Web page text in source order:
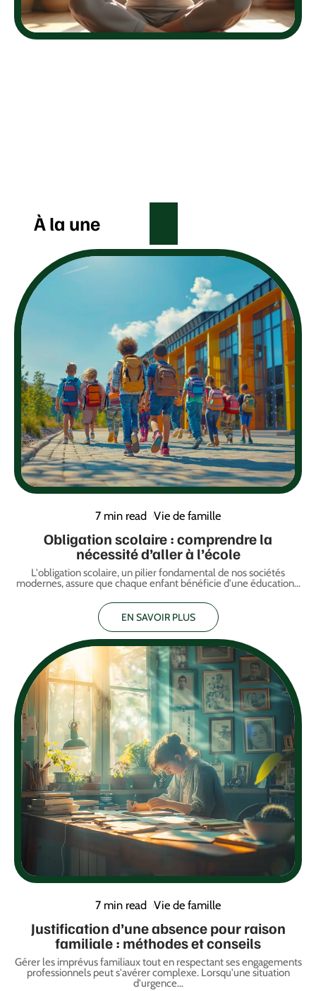
À la une
7 min read Vie de famille
Obligation scolaire : comprendre la
nécessité d’aller à l’école
L'obligation scolaire, un pilier fondamental de nos sociétés
modernes, assure que chaque enfant bénéficie d'une éducation…
EN SAVOIR PLUS
7 min read Vie de famille
Justification d’une absence pour raison
familiale : méthodes et conseils
Gérer les imprévus familiaux tout en respectant ses engagements
professionnels peut s'avérer complexe. Lorsqu'une situation
d'urgence…